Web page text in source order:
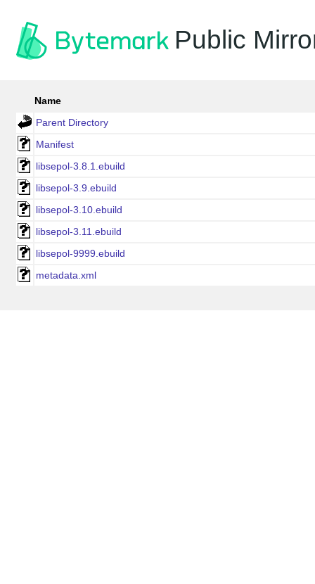
Public
Name
Parent Directory
Manifest
libsepol-3.8.1.ebuild
libsepol-3.9.ebuild
libsepol-3.10.ebuild
libsepol-3.11.ebuild
libsepol-9999.ebuild
metadata.xml